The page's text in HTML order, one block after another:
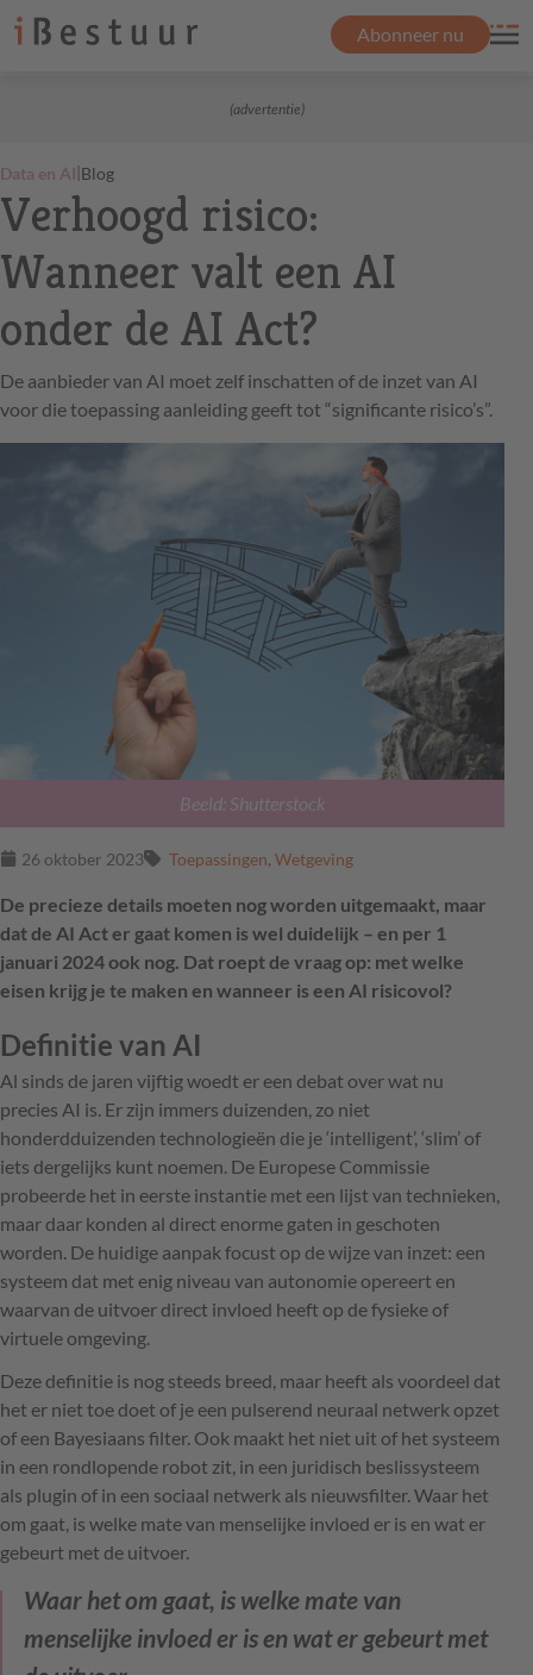
Abonneer nu
(advertentie)
Data en AI|Blog
Verhoogd risico:
Wanneer valt een AI
onder de AI Act?
De aanbieder van AI moet zelf inschatten of de inzet van AI
voor die toepassing aanleiding geeft tot “significante risico’s”.
Beeld: Shutterstock
26 oktober 2023 Toepassingen, Wetgeving
De precieze details moeten nog worden uitgemaakt, maar
dat de AI Act er gaat komen is wel duidelijk – en per 1
januari 2024 ook nog. Dat roept de vraag op: met welke
eisen krijg je te maken en wanneer is een AI risicovol?
Definitie van AI
Al sinds de jaren vijftig woedt er een debat over wat nu
precies AI is. Er zijn immers duizenden, zo niet
honderdduizenden technologieën die je ‘intelligent’, ‘slim’ of
iets dergelijks kunt noemen. De Europese Commissie
probeerde het in eerste instantie met een lijst van technieken,
maar daar konden al direct enorme gaten in geschoten
worden. De huidige aanpak focust op de wijze van inzet: een
systeem dat met enig niveau van autonomie opereert en
waarvan de uitvoer direct invloed heeft op de fysieke of
virtuele omgeving.
Deze definitie is nog steeds breed, maar heeft als voordeel dat
het er niet toe doet of je een pulserend neuraal netwerk opzet
of een Bayesiaans filter. Ook maakt het niet uit of het systeem
in een rondlopende robot zit, in een juridisch beslissysteem
als plugin of in een sociaal netwerk als nieuwsfilter. Waar het
om gaat, is welke mate van menselijke invloed er is en wat er
gebeurt met de uitvoer.
Waar het om gaat, is welke mate van
menselijke invloed er is en wat er gebeurt met